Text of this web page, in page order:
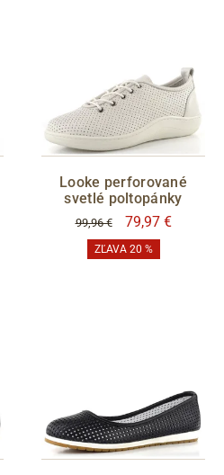
Looke perforované
svetlé poltopánky
99,96 € 79,97 €
ZĽAVA 20 %